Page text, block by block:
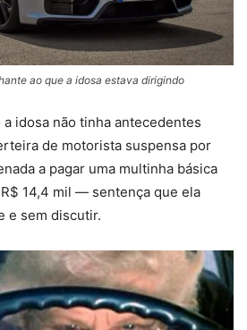
ao que a idosa estava dirigindo
idosa não tinha antecedentes
de motorista suspensa por
a pagar uma multinha básica
14,4 mil — sentença que ela
e sem discutir.